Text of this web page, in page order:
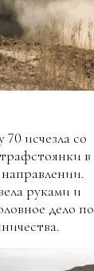
исчезла со
в
руками и
дело по